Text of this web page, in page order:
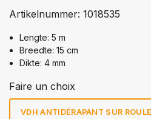
Artikelnummer: 1018535
Lengte: 5 m
Breedte: 15 cm
Dikte: 4 mm
Faire un choix
VDH ANTIDÉRAPANT SUR